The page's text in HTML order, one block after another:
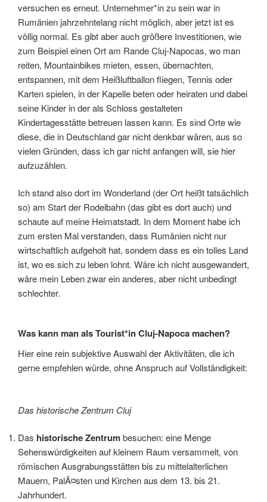
versuchen es erneut. Unternehmer*in zu sein war in
Rumänien jahrzehntelang nicht möglich, aber jetzt ist es
völlig normal. Es gibt aber auch größere Investitionen, wie
zum Beispiel einen Ort am Rande Cluj-Napocas, wo man
reiten, Mountainbikes mieten, essen, übernachten,
entspannen, mit dem Heißluftballon fliegen, Tennis oder
Karten spielen, in der Kapelle beten oder heiraten und dabei
seine Kinder in der als Schloss gestalteten
Kindertagesstätte betreuen lassen kann. Es sind Orte wie
diese, die in Deutschland gar nicht denkbar wären, aus so
vielen Gründen, dass ich gar nicht anfangen will, sie hier
aufzuzählen.
Ich stand also dort im Wonderland (der Ort heißt tatsächlich
so) am Start der Rodelbahn (das gibt es dort auch) und
schaute auf meine Heimatstadt. In dem Moment habe ich
zum ersten Mal verstanden, dass Rumänien nicht nur
wirtschaftlich aufgeholt hat, sondern dass es ein tolles Land
ist, wo es sich zu leben lohnt. Wäre ich nicht ausgewandert,
wäre mein Leben zwar ein anderes, aber nicht unbedingt
schlechter.
Was kann man als Tourist*in Cluj-Napoca machen?
Hier eine rein subjektive Auswahl der Aktivitäten, die ich
gerne empfehlen würde, ohne Anspruch auf Vollständigkeit:
Das historische Zentrum Cluj
Das historische Zentrumbesuchen: eine Menge
Sehenswürdigkeiten auf kleinem Raum versammelt, von
römischen Ausgrabungsstätten bis zu mittelalterlichen
Mauern, PalÃ¤sten und Kirchen aus dem 13. bis 21.
Jahrhundert.